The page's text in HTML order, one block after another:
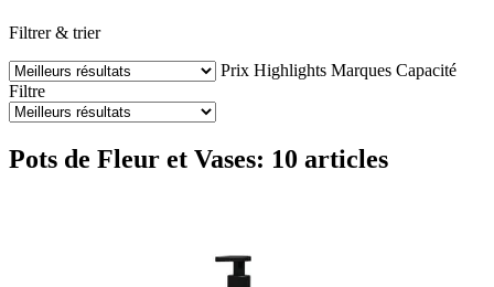
Filtrer & trier
Prix Highlights Marques Capacité
Filtre
Pots de Fleur et Vases: 10 articles